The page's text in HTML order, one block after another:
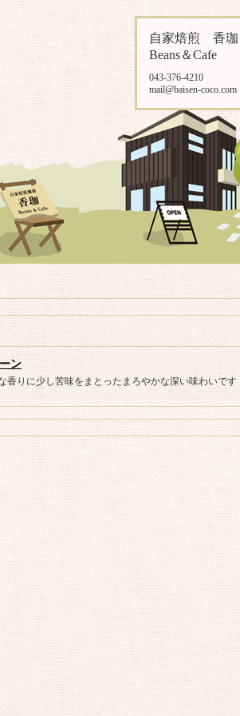
自家焙煎 香
Beans＆Cafe
043-376-4210
mail@baisen-coco.com
ン
香りに少し苦味をまとったまろやかな深い味わいです